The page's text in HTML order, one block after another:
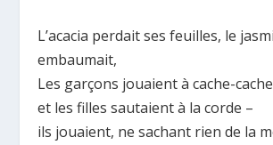
L’acacia perdait ses feuilles, le
embaumait,
Les garçons jouaient à cache-
et les filles sautaient à la corde –
ils jouaient, ne sachant rien de la